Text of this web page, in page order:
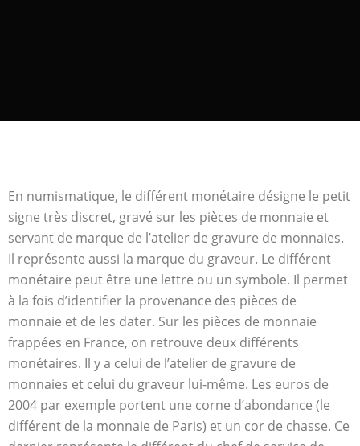
En numismatique, le différent monétaire désigne le petit
signe très discret, gravé sur les pièces de monnaie et
servant de marque de l’atelier de gravure de monnaies.
Il représente aussi la marque du graveur. Le différent
monétaire peut être une lettre ou un symbole. Il permet
à la fois d’identifier la provenance des pièces de
monnaie et de les dater. Sur les pièces de monnaie
frappées en France, on retrouve deux différents
monétaires. Il y a celui de l’atelier de gravure de
monnaies et celui du graveur lui-même. Les euros de
2004 par exemple portent une corne d’abondance (le
différent de la monnaie de Paris) et un cor de chasse. Ce